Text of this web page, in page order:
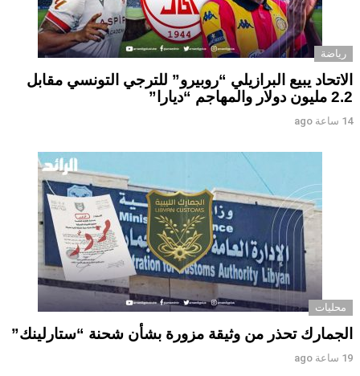
رياضة
الاتحاد يبيع البرازيلي “روبيرو” للترجي التونسي مقابل
2.2 مليون دولار والمهاجم “ديارا”
14 ساعة ago
محليات
الجمارك تحذر من وثيقة مزورة بشأن شحنة “ستارلينك”
19 ساعة ago